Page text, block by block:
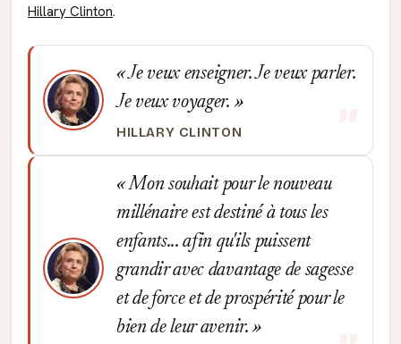
Hillary Clinton.
Je veux enseigner. Je veux parler.
Je veux voyager.
HILLARY CLINTON
Mon souhait pour le nouveau
millénaire est destiné à tous les
enfants... afin qu'ils puissent
grandir avec davantage de sagesse
et de force et de prospérité pour le
bien de leur avenir.